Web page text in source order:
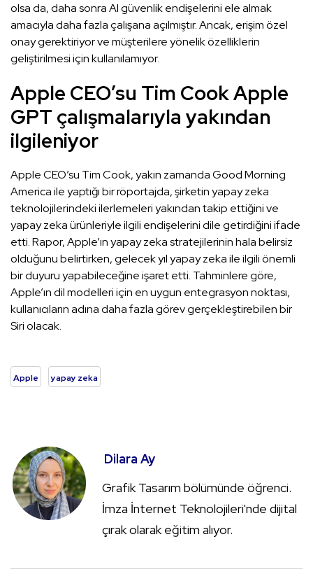
olsa da, daha sonra AI güvenlik endişelerini ele almak
amacıyla daha fazla çalışana açılmıştır. Ancak, erişim özel
onay gerektiriyor ve müşterilere yönelik özelliklerin
geliştirilmesi için kullanılamıyor.
Apple CEO’su Tim Cook Apple
GPT çalışmalarıyla yakından
ilgileniyor
Apple CEO’su Tim Cook, yakın zamanda Good Morning
America ile yaptığı bir röportajda, şirketin yapay zeka
teknolojilerindeki ilerlemeleri yakından takip ettiğini ve
yapay zeka ürünleriyle ilgili endişelerini dile getirdiğini ifade
etti. Rapor, Apple’ın yapay zeka stratejilerinin hala belirsiz
olduğunu belirtirken, gelecek yıl yapay zeka ile ilgili önemli
bir duyuru yapabileceğine işaret etti. Tahminlere göre,
Apple’ın dil modelleri için en uygun entegrasyon noktası,
kullanıcıların adına daha fazla görev gerçekleştirebilen bir
Siri olacak.
Apple yapay zeka
Dilara Ay
Grafik Tasarım bölümünde öğrenci.
İmza İnternet Teknolojileri'nde dijital
çırak olarak eğitim alıyor.